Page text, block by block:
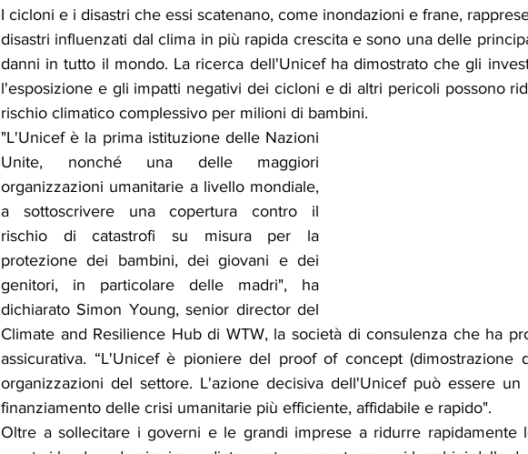
I cicloni e i disastri che essi scatenano, come inondazioni e frane,
disastri influenzati dal clima in più rapida crescita e sono una delle
danni in tutto il mondo. La ricerca dell'Unicef ha dimostrato che gli
l'esposizione e gli impatti negativi dei cicloni e di altri pericoli possono
rischio climatico complessivo per milioni di bambini.
"L'Unicef è la prima istituzione delle Nazioni
Unite, nonché una delle maggiori
organizzazioni umanitarie a livello mondiale,
a sottoscrivere una copertura contro il
rischio di catastrofi su misura per la
protezione dei bambini, dei giovani e dei
genitori, in particolare delle madri", ha
dichiarato Simon Young, senior director del
Climate and Resilience Hub di WTW, la società di consulenza che ha
assicurativa. “L'Unicef è pioniere del proof of concept (dimostrazione
organizzazioni del settore. L'azione decisiva dell'Unicef può essere un
finanziamento delle crisi umanitarie più efficiente, affidabile e rapido".
Oltre a sollecitare i governi e le grandi imprese a ridurre rapidamente